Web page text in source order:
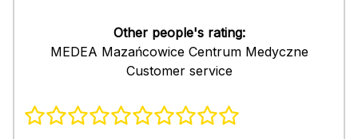
Other people's rating:
MEDEA Mazańcowice Centrum Medyczne
Customer service